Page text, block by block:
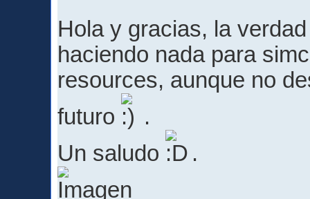
Hola y gracias, la
haciendo nada para
resources, aunque no
futuro
.
Un saludo
.